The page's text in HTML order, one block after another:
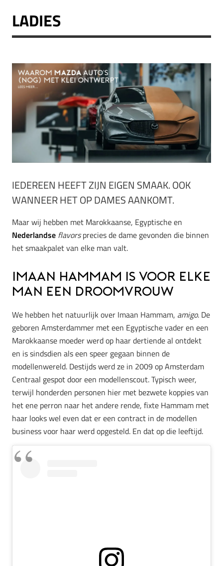
LADIES
IEDEREEN HEEFT ZIJN EIGEN SMAAK. OOK
WANNEER HET OP DAMES AANKOMT.
Maar wij hebben met Marokkaanse, Egyptische en
Nederlandse flavorsprecies de dame gevonden die binnen
het smaakpalet van elke man valt.
Imaan Hammam is voor elke
man een droomvrouw
We hebben het natuurlijk over Imaan Hammam, amigo. De
geboren Amsterdammer met een Egyptische vader en een
Marokkaanse moeder werd op haar dertiende al ontdekt
en is sindsdien als een speer gegaan binnen de
modellenwereld. Destijds werd ze in 2009 op Amsterdam
Centraal gespot door een modellenscout. Typisch weer,
terwijl honderden personen hier met bezwete koppies van
het ene perron naar het andere rende, fixte Hammam met
haar looks wel even dat er een contract in de modellen
business voor haar werd opgesteld. En dat op die leeftijd.